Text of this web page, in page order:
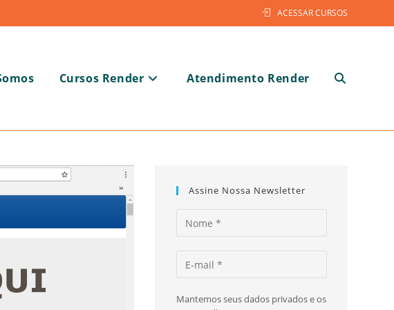
ACESSAR CURSOS
Cursos Render Atendimento Render Alternar
Assine Nossa Newsletter
Mantemos seus dados privados e os